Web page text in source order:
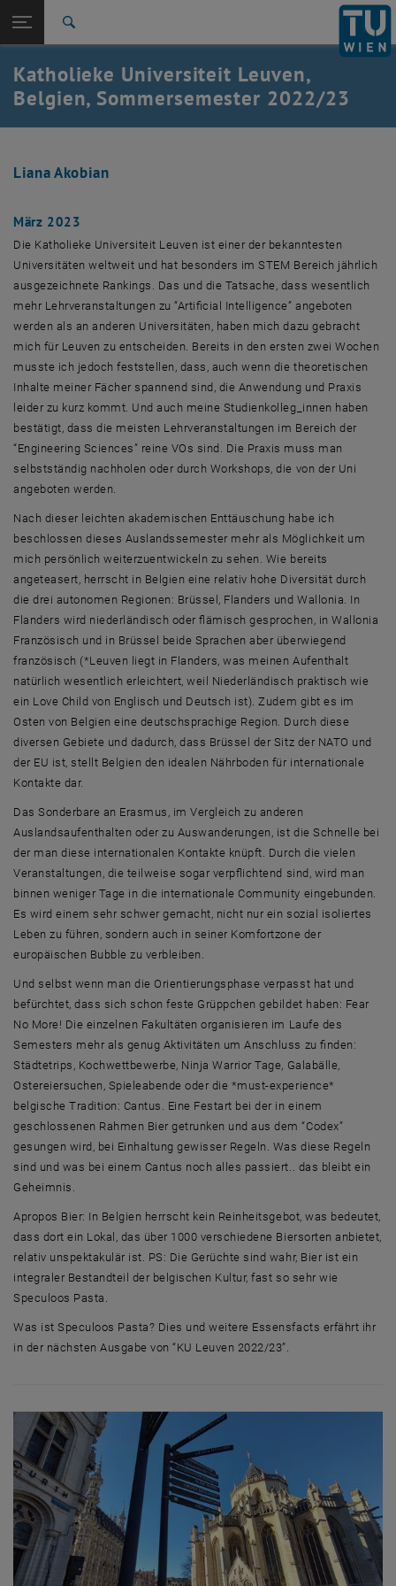
TU Login
Quicklinks
Quicklinks-Menü umschalten
Studium
International
Karriere
Zur 1. Menü Ebene
Studium
Katholieke Universiteit Leuven,
Belgien, Sommersemester 2022/23
Liana Akobian
März 2023
Die Katholieke Universiteit Leuven ist einer der bekanntesten
Universitäten weltweit und hat besonders im STEM Bereich jährlich
ausgezeichnete Rankings. Das und die Tatsache, dass wesentlich
mehr Lehrveranstaltungen zu “Artificial Intelligence” angeboten
werden als an anderen Universitäten, haben mich dazu gebracht
mich für Leuven zu entscheiden. Bereits in den ersten zwei Wochen
musste ich jedoch feststellen, dass, auch wenn die theoretischen
Inhalte meiner Fächer spannend sind, die Anwendung und Praxis
leider zu kurz kommt. Und auch meine Studienkolleg_innen haben
bestätigt, dass die meisten Lehrveranstaltungen im Bereich der
“Engineering Sciences” reine VOs sind. Die Praxis muss man
selbstständig nachholen oder durch Workshops, die von der Uni
angeboten werden.
Nach dieser leichten akademischen Enttäuschung habe ich
beschlossen dieses Auslandssemester mehr als Möglichkeit um
mich persönlich weiterzuentwickeln zu sehen. Wie bereits
angeteasert, herrscht in Belgien eine relativ hohe Diversität durch
die drei autonomen Regionen: Brüssel, Flanders und Wallonia. In
Flanders wird niederländisch oder flämisch gesprochen, in Wallonia
Französisch und in Brüssel beide Sprachen aber überwiegend
französisch (*Leuven liegt in Flanders, was meinen Aufenthalt
natürlich wesentlich erleichtert, weil Niederländisch praktisch wie
ein Love Child von Englisch und Deutsch ist). Zudem gibt es im
Osten von Belgien eine deutschsprachige Region. Durch diese
diversen Gebiete und dadurch, dass Brüssel der Sitz der NATO und
der EU ist, stellt Belgien den idealen Nährboden für internationale
Kontakte dar.
Das Sonderbare an Erasmus, im Vergleich zu anderen
Auslandsaufenthalten oder zu Auswanderungen, ist die Schnelle bei
der man diese internationalen Kontakte knüpft. Durch die vielen
Veranstaltungen, die teilweise sogar verpflichtend sind, wird man
binnen weniger Tage in die internationale Community eingebunden.
Es wird einem sehr schwer gemacht, nicht nur ein sozial isoliertes
Leben zu führen, sondern auch in seiner Komfortzone der
europäischen Bubble zu verbleiben.
Und selbst wenn man die Orientierungsphase verpasst hat und
befürchtet, dass sich schon feste Grüppchen gebildet haben: Fear
No More! Die einzelnen Fakultäten organisieren im Laufe des
Semesters mehr als genug Aktivitäten um Anschluss zu finden:
Städtetrips, Kochwettbewerbe, Ninja Warrior Tage, Galabälle,
Ostereiersuchen, Spieleabende oder die *must-experience*
belgische Tradition: Cantus. Eine Festart bei der in einem
geschlossenen Rahmen Bier getrunken und aus dem “Codex”
gesungen wird, bei Einhaltung gewisser Regeln. Was diese Regeln
sind und was bei einem Cantus noch alles passiert.. das bleibt ein
Geheimnis.
Apropos Bier: In Belgien herrscht kein Reinheitsgebot, was bedeutet,
dass dort ein Lokal, das über 1000 verschiedene Biersorten anbietet,
relativ unspektakulär ist. PS: Die Gerüchte sind wahr, Bier ist ein
integraler Bestandteil der belgischen Kultur, fast so sehr wie
Speculoos Pasta.
Was ist Speculoos Pasta? Dies und weitere Essensfacts erfährt ihr
in der nächsten Ausgabe von “KU Leuven 2022/23”.